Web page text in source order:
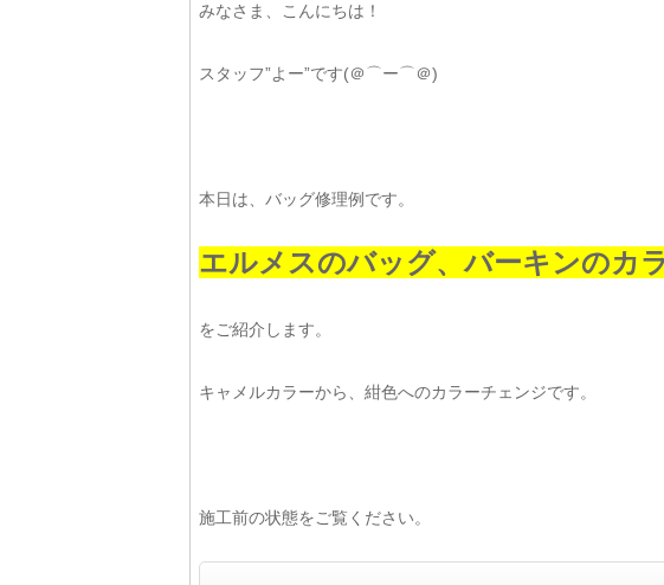
みなさま、こんにちは！
スタッフ”よー”です(＠⌒ー⌒＠)
本日は、バッグ修理例です。
エルメスのバッグ、バーキンのカ
をご紹介します。
キャメルカラーから、紺色へのカラーチェンジです。
施工前の状態をご覧ください。